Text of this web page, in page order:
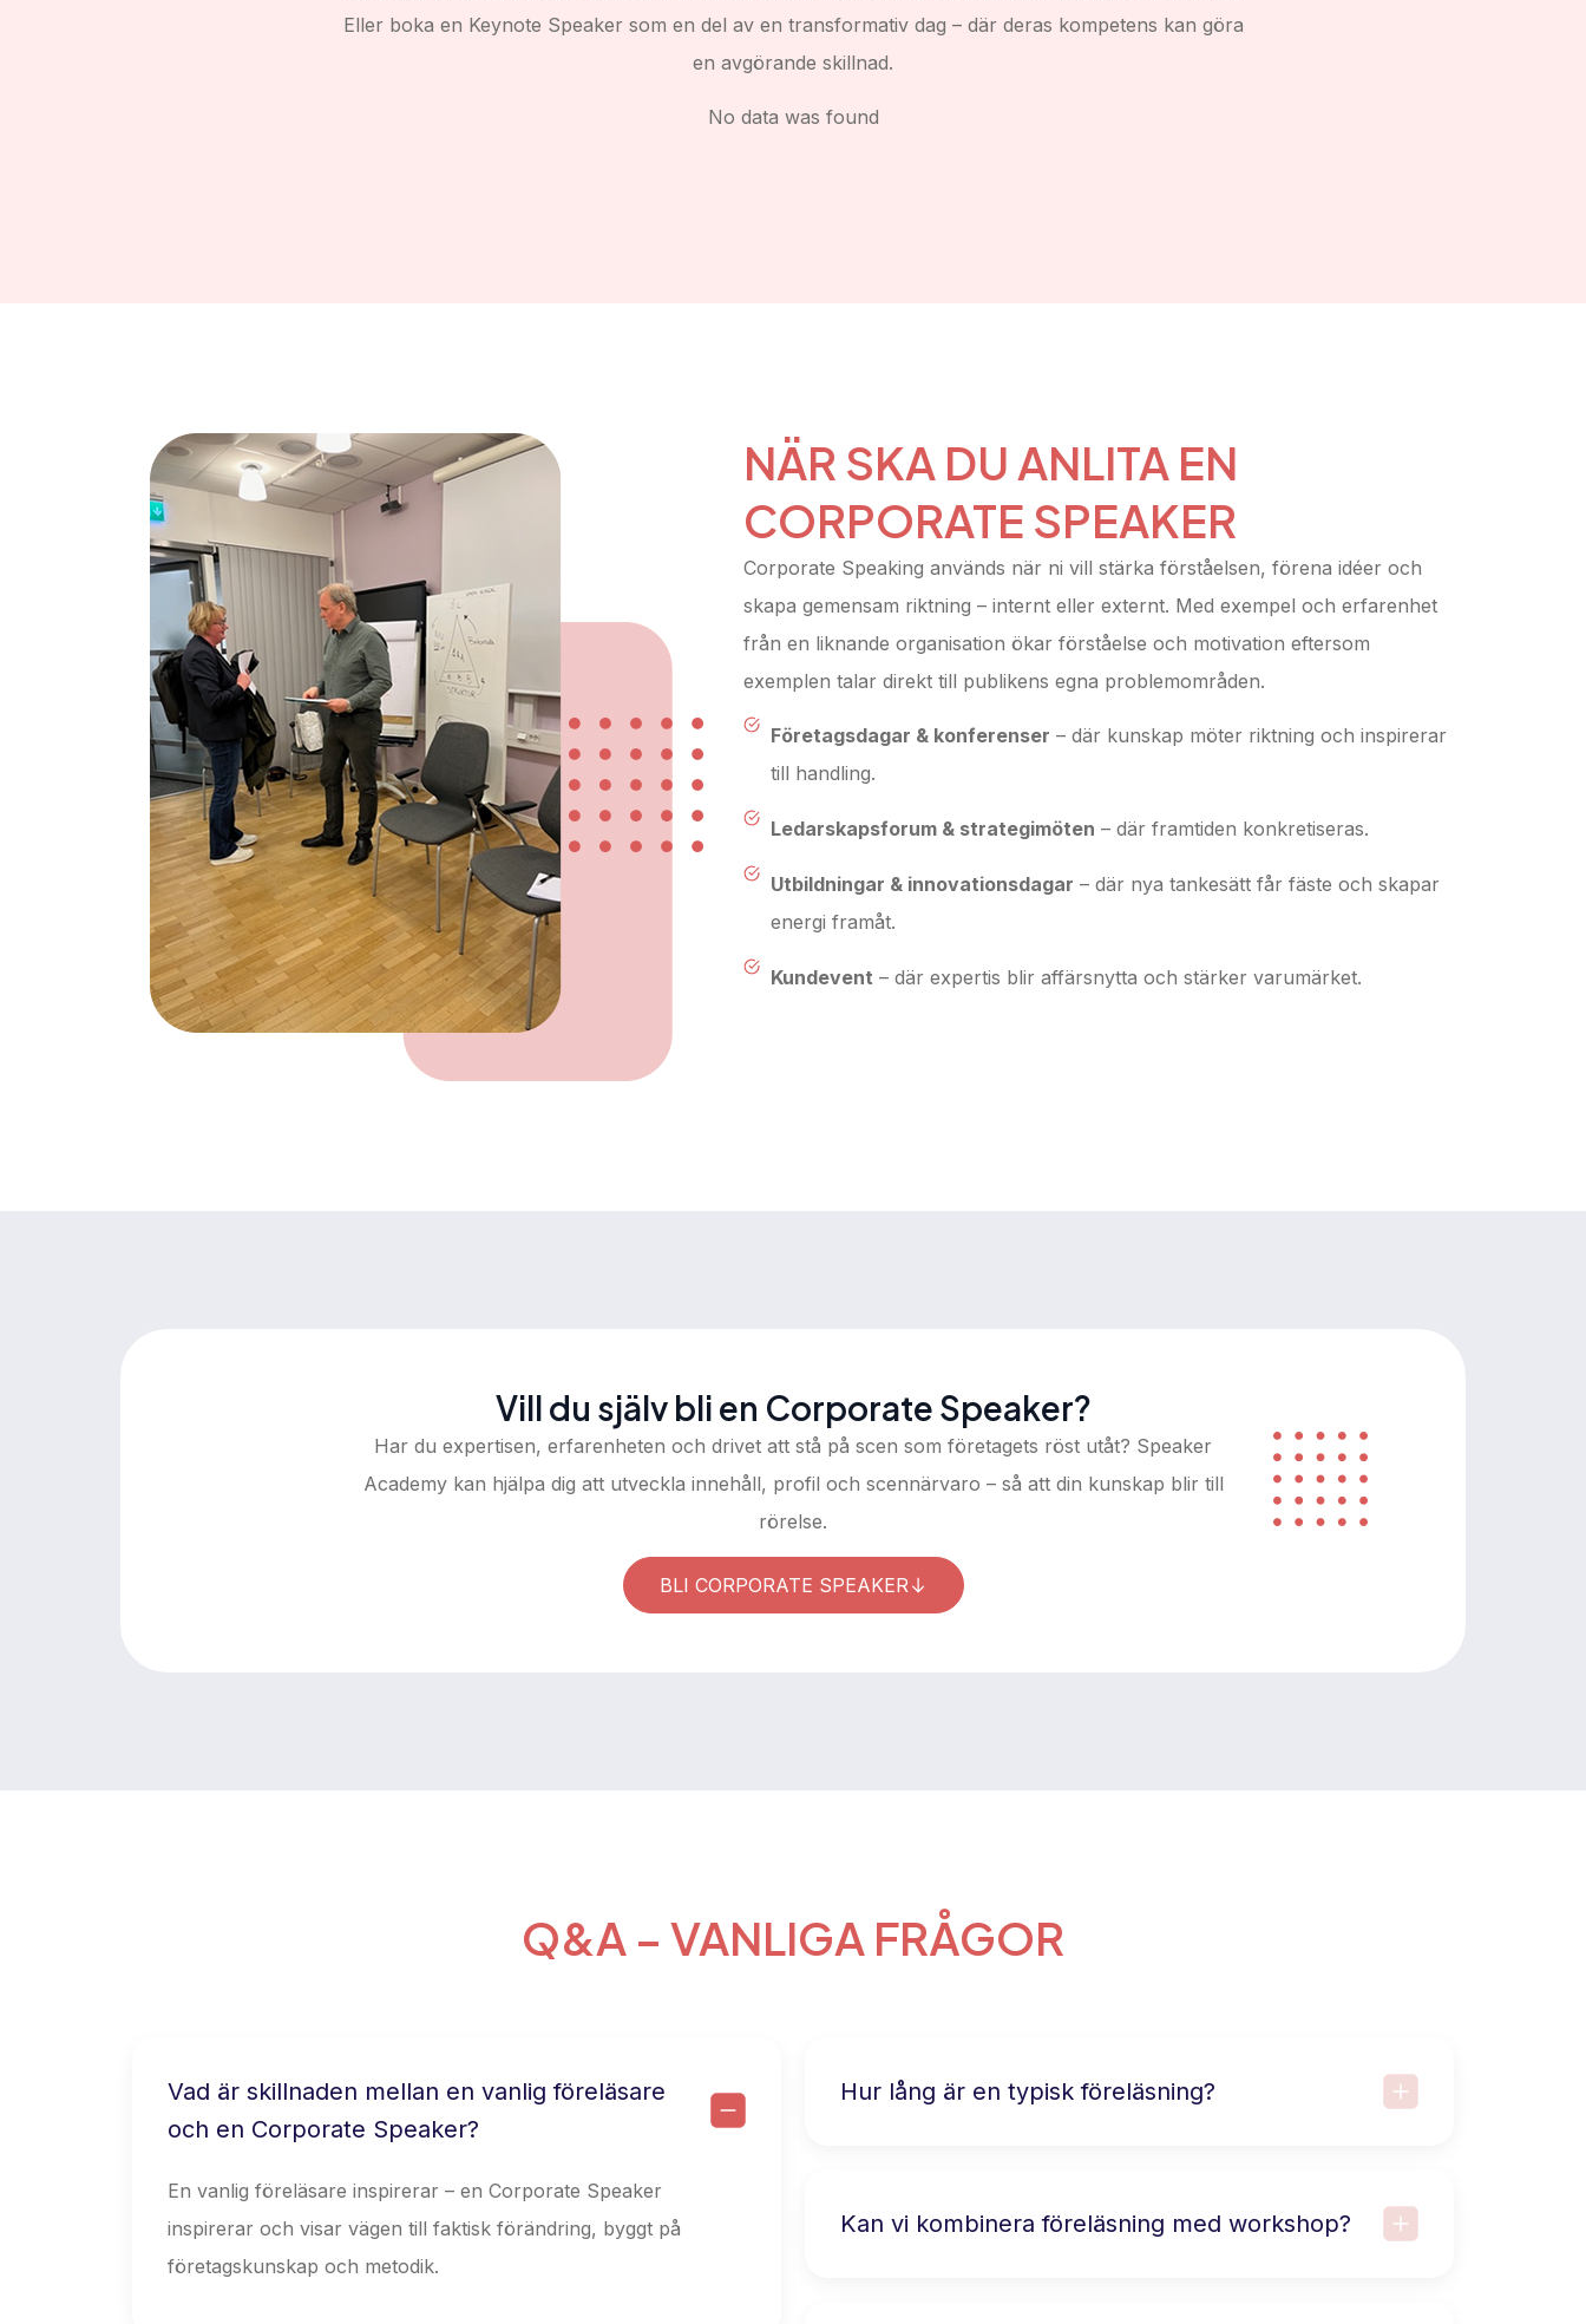
Eller boka en Keynote Speaker som en del av en transformativ dag – där deras kompetens kan göra
en avgörande skillnad.
No data was found
NÄR SKA DU ANLITA EN
CORPORATE SPEAKER
Corporate Speaking används när ni vill stärka förståelsen, förena idéer och
skapa gemensam riktning – internt eller externt. Med exempel och erfarenhet
från en liknande organisation ökar förståelse och motivation eftersom
exemplen talar direkt till publikens egna problemområden.
Företagsdagar & konferenser – där kunskap möter riktning och inspirerar
till handling.
Ledarskapsforum & strategimöten – där framtiden konkretiseras.
Utbildningar & innovationsdagar – där nya tankesätt får fäste och skapar
energi framåt.
Kundevent – där expertis blir affärsnytta och stärker varumärket.
Vill du själv bli en Corporate Speaker?
Har du expertisen, erfarenheten och drivet att stå på scen som företagets röst utåt? Speaker
Academy kan hjälpa dig att utveckla innehåll, profil och scennärvaro – så att din kunskap blir till
rörelse.
BLI CORPORATE SPEAKER
Q&A – VANLIGA FRÅGOR
Vad är skillnaden mellan en vanlig föreläsare
och en Corporate Speaker?
En vanlig föreläsare inspirerar – en Corporate Speaker
inspirerar och visar vägen till faktisk förändring, byggt på
företagskunskap och metodik.
Hur lång är en typisk föreläsning?
Kan vi kombinera föreläsning med workshop?